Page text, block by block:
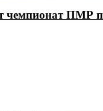
чемпионат ПМР